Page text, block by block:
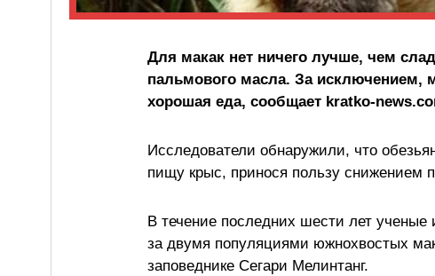
Для макак нет ничего лучше, чем
пальмового масла. За
хорошая еда, сообщает kratko-
Исследователи обнаружили, что
пищу крыс, принося пользу снижением
В течение последних шести лет
за двумя популяциями южнохвостых
заповеднике Сегари Мелинтанг.